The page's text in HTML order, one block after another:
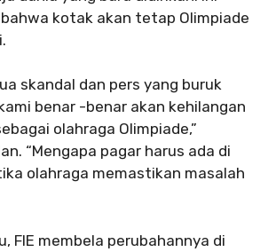
kotak akan tetap Olimpiade
skandal dan pers yang buruk
benar -benar akan kehilangan
olahraga Olimpiade,”
“Mengapa pagar harus ada di
olahraga memastikan masalah
FIE membela perubahannya di